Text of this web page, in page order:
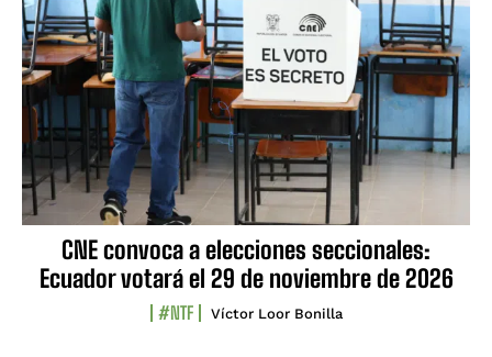
CNE convoca a elecciones seccionales:
Ecuador votará el 29 de noviembre de 2026
#NTF Víctor Loor Bonilla